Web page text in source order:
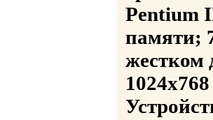
Pentium
памяти;
жестком